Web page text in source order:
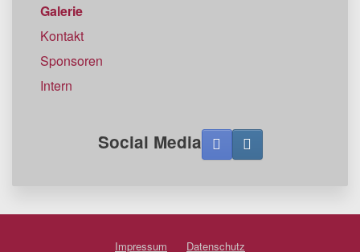
Galerie
Kontakt
Sponsoren
Intern
Social Media
Impressum Datenschutz